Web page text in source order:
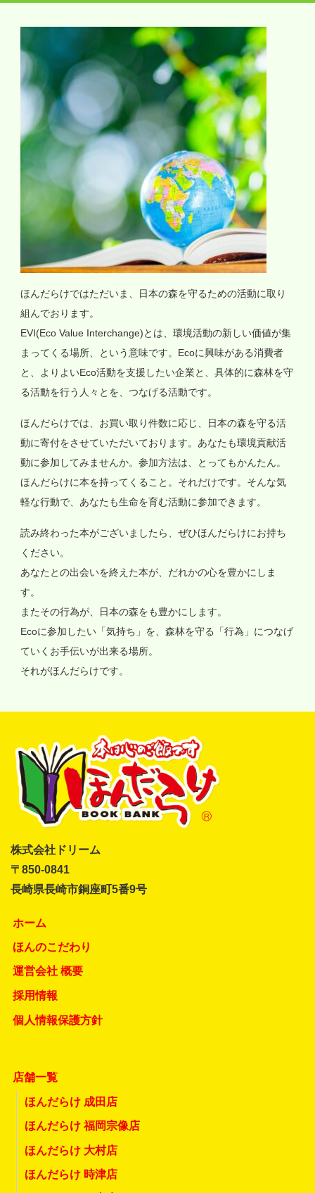
ほんだらけではただいま、日本の森を守るための活動に取り
組んでおります。
EVI(Eco Value Interchange)とは、環境活動の新しい価値が集
まってくる場所、という意味です。Ecoに興味がある消費者
と、よりよいEco活動を支援したい企業と、具体的に森林を守
る活動を行う人々とを、つなげる活動です。
ほんだらけでは、お買い取り件数に応じ、日本の森を守る活
動に寄付をさせていただいております。あなたも環境貢献活
動に参加してみませんか。参加方法は、とってもかんたん。
ほんだらけに本を持ってくること。それだけです。そんな気
軽な行動で、あなたも生命を育む活動に参加できます。
読み終わった本がございましたら、ぜひほんだらけにお持ち
ください。
あなたとの出会いを終えた本が、だれかの心を豊かにしま
す。
またその行為が、日本の森をも豊かにします。
Ecoに参加したい「気持ち」を、森林を守る「行為」につなげ
ていくお手伝いが出来る場所。
それがほんだらけです。
株式会社ドリーム
〒850-0841
長崎県長崎市銅座町5番9号
ホーム
ほんのこだわり
運営会社 概要
採用情報
個人情報保護方針
店舗一覧
ほんだらけ 成田店
ほんだらけ 福岡宗像店
ほんだらけ 大村店
ほんだらけ 時津店